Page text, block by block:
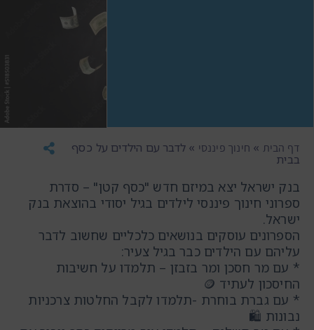
דף הבית » חינוך פיננסי »לדבר עם הילדים על כסף
בבית
בנק ישראל יצא במיזם חדש "כסף קטן" – סדרת
ספרוני חינוך פיננסי לילדים בגיל יסודי בהוצאת בנק
ישראל.
הספרונים עוסקים בנושאים כלכליים שחשוב לדבר
עליהם עם הילדים כבר בגיל צעיר:
* עם מר חסכן ומר בזבזן – תלמדו על חשיבות
החיסכון לעתיד 🪙
* ⁠עם גברת בוחרת -תלמדו לקבל החלטות צרכניות
נבונות 🛍️